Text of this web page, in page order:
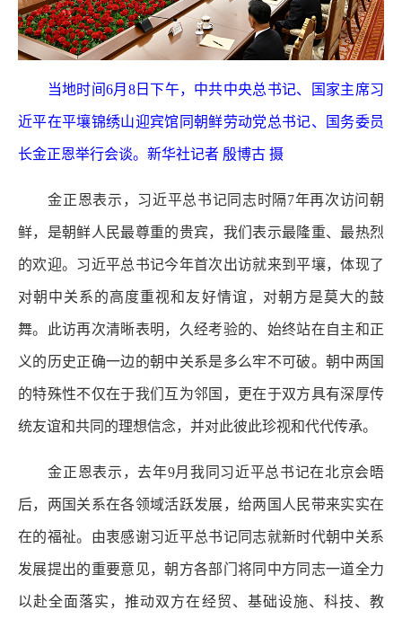
当地时间6月8日下午，中共中央总书记、国家主席习
近平在平壤锦绣山迎宾馆同朝鲜劳动党总书记、国务委员
长金正恩举行会谈。新华社记者 殷博古 摄
金正恩表示，习近平总书记同志时隔7年再次访问朝
鲜，是朝鲜人民最尊重的贵宾，我们表示最隆重、最热烈
的欢迎。习近平总书记今年首次出访就来到平壤，体现了
对朝中关系的高度重视和友好情谊，对朝方是莫大的鼓
舞。此访再次清晰表明，久经考验的、始终站在自主和正
义的历史正确一边的朝中关系是多么牢不可破。朝中两国
的特殊性不仅在于我们互为邻国，更在于双方具有深厚传
统友谊和共同的理想信念，并对此彼此珍视和代代传承。
金正恩表示，去年9月我同习近平总书记在北京会晤
后，两国关系在各领域活跃发展，给两国人民带来实实在
在的福祉。由衷感谢习近平总书记同志就新时代朝中关系
发展提出的重要意见，朝方各部门将同中方同志一道全力
以赴全面落实，推动双方在经贸、基础设施、科技、教